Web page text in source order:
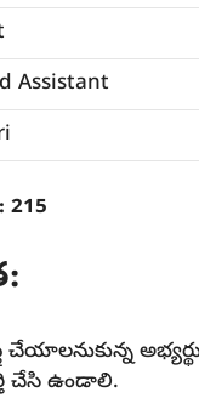
Assistant
215
చేసి ఉండాలి.